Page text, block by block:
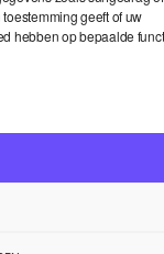
geeft of uw
hebben op bepaalde